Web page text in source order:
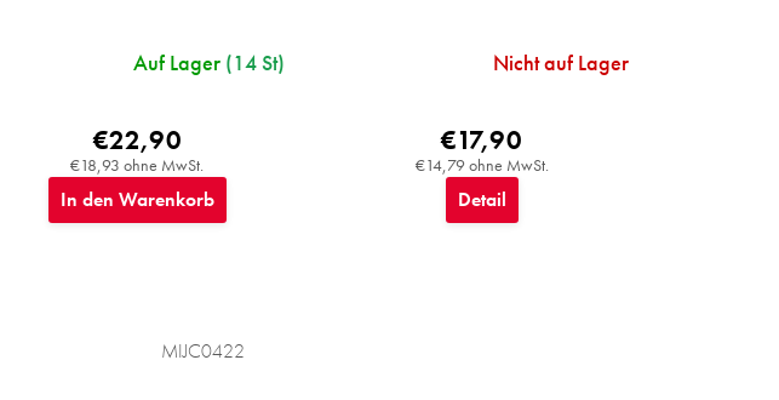
Auf Lager (14 St)
€18,93 ohne MwSt.
€22,90
In den Warenkorb
Nicht auf Lager
€14,79 ohne MwSt.
€17,90
Detail
MIJC0422